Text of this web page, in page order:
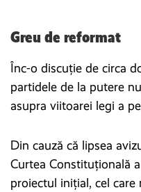
Greu de reformat
Înc-o discuție de circa
partidele de la putere
asupra viitoarei legi a
Din cauză că lipsea
Curtea Constituțională
proiectul inițial, cel